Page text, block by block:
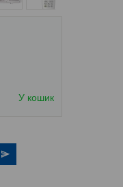
У кошик